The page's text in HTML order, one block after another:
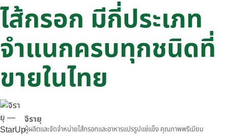
ไส้กรอก มีกี่ประเภท
จำแนกครบทุกชนิดที่
ขายในไทย
จิรายุ
ผู้ผลิตและจัดจำหน่ายไส้กรอกและอาหารแปรรูปแช่แข็ง คุณภาพพรีเมียม